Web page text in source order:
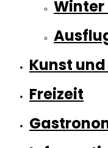
Winter
Kunst
Freizeit